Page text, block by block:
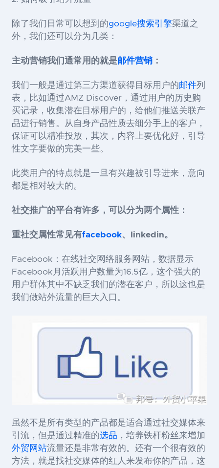
除了我们日常可以想到的google搜索引擎渠道之
外，我们还可以分为几类：
主动营销我们通常用的就是邮件营销 ：
我们一般是通过第三方渠道获得目标用户的邮件列
表，比如通过AMZ Discover，通过用户的历史购
买记录，收集潜在目标用户的 ，给他们推送关联产
品进行销售。从自身产品性质去细分手上的客户，
保证可以精准投放，其次，内容上要优化好，引导
性文字要做的完美一些。
此类用户的特点就是一旦有兴趣被引导进来，意向
都是相对较大的。
社交推广的平台有许多，可以分为两个属性：
重社交属性常见有facebook、linkedin。
Facebook：在线社交网络服务网站，数据显示
Facebook月活跃用户数量为16.5亿，这个强大的
用户群体其中不缺乏我们的潜在客户，所以这也是
我们做站外流量的巨大入口。
虽然不是所有类型的产品都是适合通过社交媒体来
引流，但是通过精准的选品 ，培养铁杆粉丝来增加
外贸网站流量还是非常有效的。还有一个很有效的
方法，就是找社交媒体的红人来发布你的产品，这